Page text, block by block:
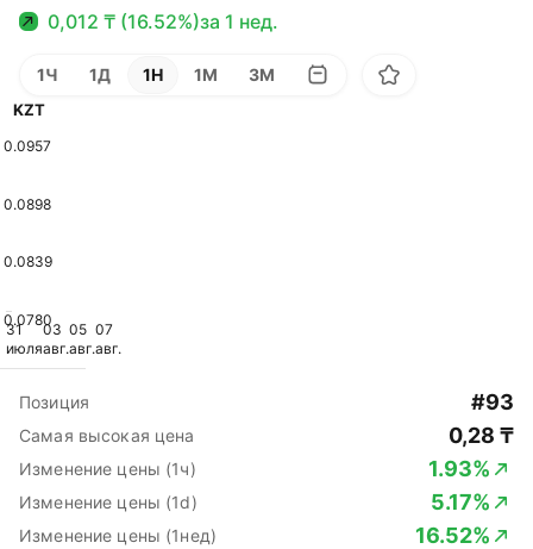
0,012 ₸ (16.52%)за 1 нед.
1Ч 1Д 1Н 1М 3М
31
июля
03
авг.
05
авг.
07
авг.
KZT
0.0957
0.0898
0.0839
0.0780
Позиция #93
Самая высокая цена 0,28 ₸
Изменение цены (1ч) 1.93%
Изменение цены (1d) 5.17%
Изменение цены (1нед) 16.52%